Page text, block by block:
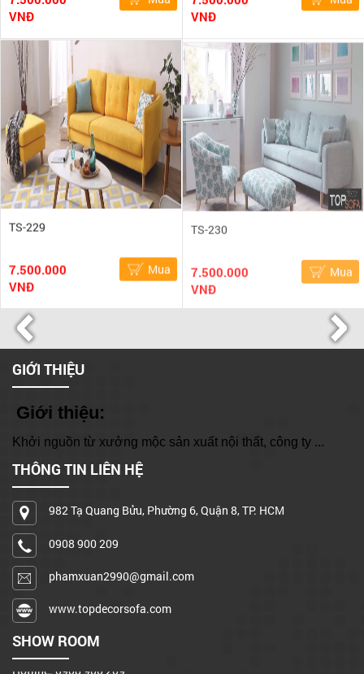
VNĐ
VNĐ
TS-229
7.500.000
VNĐ
Mua
TS-230
7.500.000
VNĐ
Mua
GIỚI THIỆU
Giới thiệu:
Khởi nguồn từ xưởng mộc sản xuất nội thất, công ty ...
THÔNG TIN LIÊN HỆ
982 Tạ Quang Bửu, Phường 6, Quận 8, TP. HCM
0908 900 209
phamxuan2990@gmail.com
www.topdecorsofa.com
SHOW ROOM
Cơ sở 1: 982 Tạ Quang Bửu, Phường 6, Quận 8, TP. HCM
Hotline: 0908 900 209
Xưởng sản xuất: A15/17 đường Bình Hưng, X. Bình Hưng, Bình
Chánh
Hotline: 0908 900 209